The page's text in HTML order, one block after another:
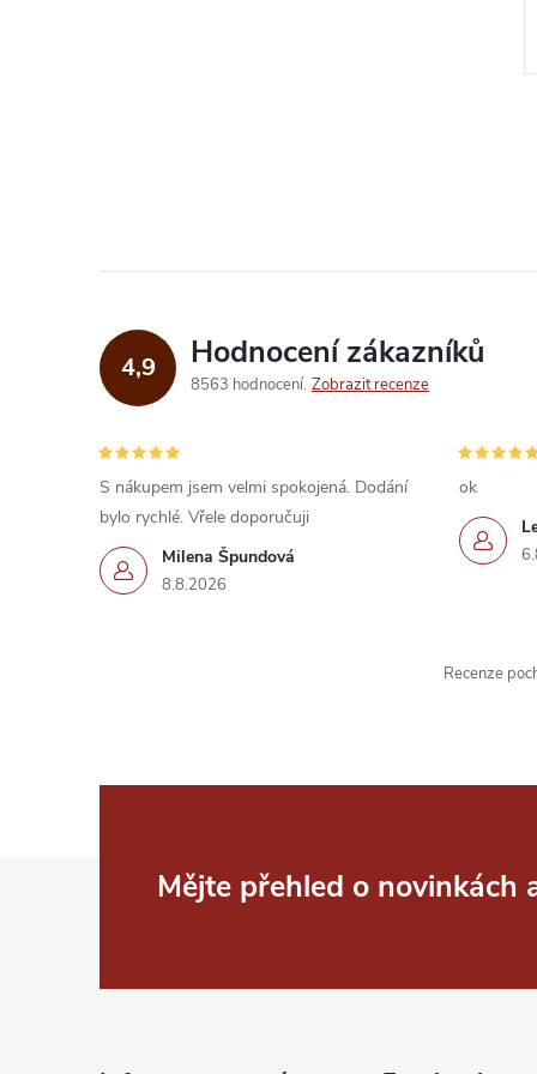
4,9 Hodnocení zákazníků
8563 hodnocení Zobrazit recenze
Milena Špundová
8.8.2026
S nákupem jsem velmi spokojená. Dodání
bylo rychlé. Vřele doporučuji
ok
Recenze
Mějte přehled o novinkách